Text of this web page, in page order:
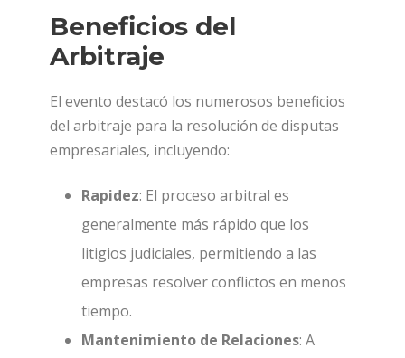
Beneficios del
Arbitraje
El evento destacó los numerosos beneficios
del arbitraje para la resolución de disputas
empresariales, incluyendo:
Rapidez: El proceso arbitral es
generalmente más rápido que los
litigios judiciales, permitiendo a las
empresas resolver conflictos en menos
tiempo.
Mantenimiento de Relaciones: A